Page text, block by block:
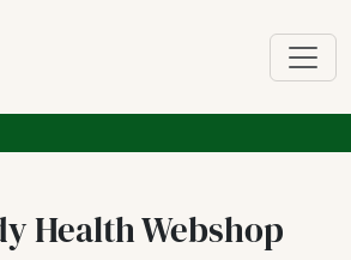
Health Webshop